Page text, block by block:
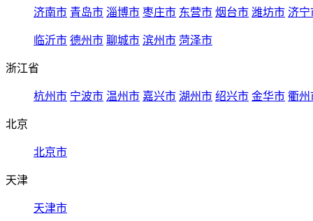
济南市 青岛市 淄博市 枣庄市 东营市 烟台市 潍坊市 济宁
临沂市 德州市 聊城市 滨州市 菏泽市
浙江省
杭州市 宁波市 温州市 嘉兴市 湖州市 绍兴市 金华市 衢州
北京
北京市
天津
天津市